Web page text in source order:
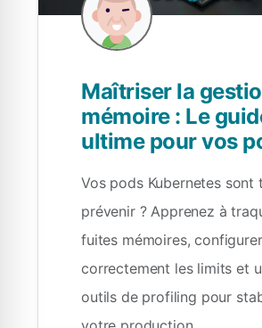
Maîtriser la
mémoire : Le
ultime pour vos
Vos pods Kubernetes sont
prévenir ? Apprenez à
fuites mémoires, configurer
correctement les limits et
outils de profiling pour